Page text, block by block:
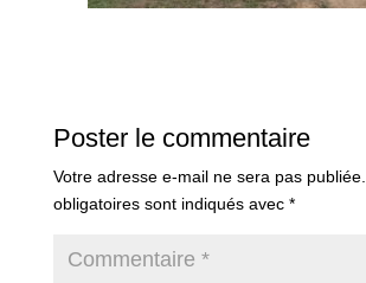
Poster le commentaire
Votre adresse e-mail ne sera pas publiée.
obligatoires sont indiqués avec *